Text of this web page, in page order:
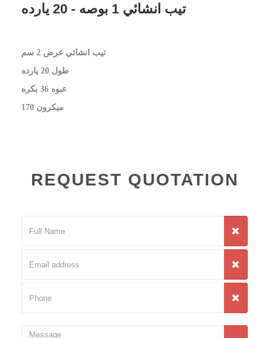
تيب انشائي 1 بوصه - 20 يارده
تيب انشائي عرض 2 سم
طول 20 يارده
عبوه 36 بكره
170 ميكرون
REQUEST QUOTATION